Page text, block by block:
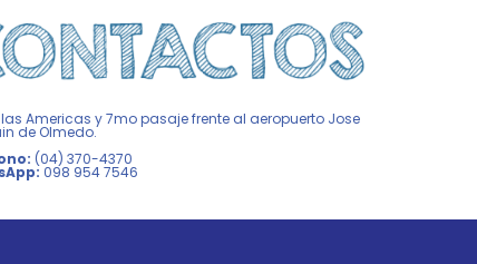
las Americas y 7mo pasaje frente al aeropuerto Jose
de Olmedo.
(04) 370-4370
098 954 7546